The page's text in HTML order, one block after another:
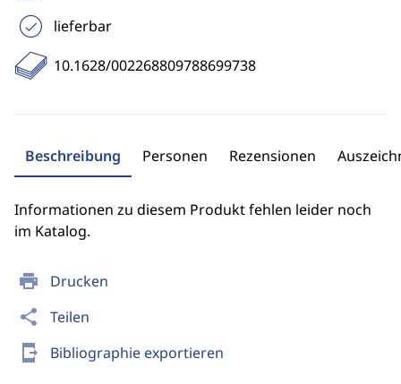
print Drucken
share Teilen
send_to_mobile Bibliographie exportieren
lieferbar
10.1628/002268809788699738
Beschreibung Personen Rezensionen
Informationen zu diesem Produkt fehlen leider noch
im Katalog.